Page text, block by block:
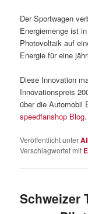
Der Sportwagen
Energiemenge ist
Photovoltaik auf
Energie für eine
Diese Innovation
Innovationspreis
über die Automobil
speedfanshop Blog.
Veröffentlicht unter
Verschlagwortet mit
Schweizer